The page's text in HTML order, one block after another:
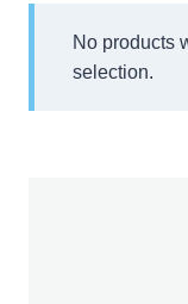
No products
selection.